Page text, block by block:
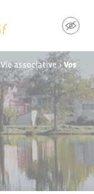
Vie associative> Vos